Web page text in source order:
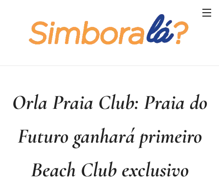
Orla Praia Club: Praia do
Futuro ganhará primeiro
Beach Club exclusivo